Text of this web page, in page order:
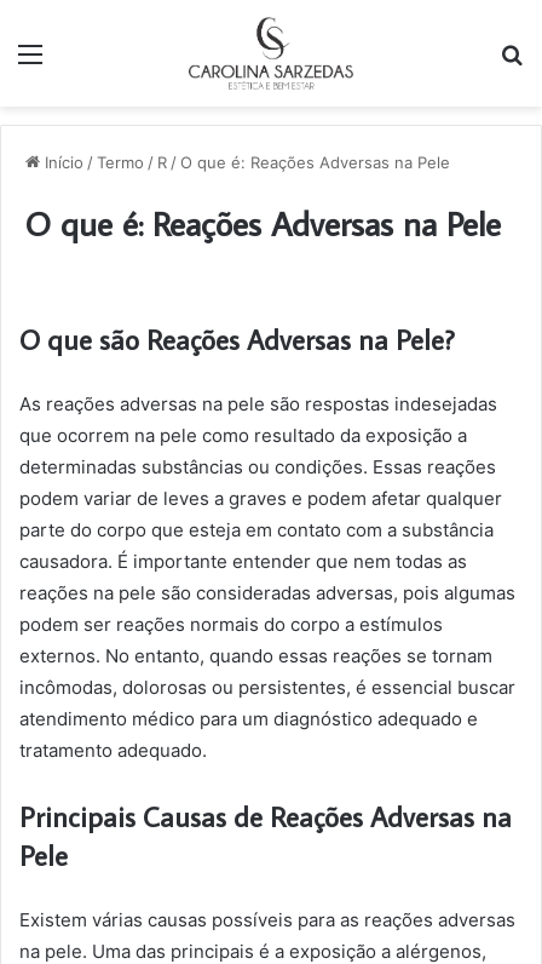
Início /Termo / R /O que é: Reações Adversas na Pele
O que é: Reações Adversas na Pele
O que são Reações Adversas na Pele?
As reações adversas na pele são respostas indesejadas
que ocorrem na pele como resultado da exposição a
determinadas substâncias ou condições. Essas reações
podem variar de leves a graves e podem afetar qualquer
parte do corpo que esteja em contato com a substância
causadora. É importante entender que nem todas as
reações na pele são consideradas adversas, pois algumas
podem ser reações normais do corpo a estímulos
externos. No entanto, quando essas reações se tornam
incômodas, dolorosas ou persistentes, é essencial buscar
atendimento médico para um diagnóstico adequado e
tratamento adequado.
Principais Causas de Reações Adversas na
Pele
Existem várias causas possíveis para as reações adversas
na pele. Uma das principais é a exposição a alérgenos,